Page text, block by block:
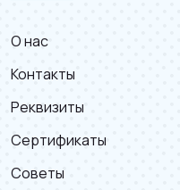
О нас
Контакты
Реквизиты
Сертификаты
Советы